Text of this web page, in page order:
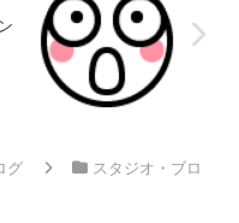
グ
スタジオ・ブロ